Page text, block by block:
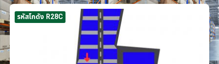
รหัสโกดัง R28C